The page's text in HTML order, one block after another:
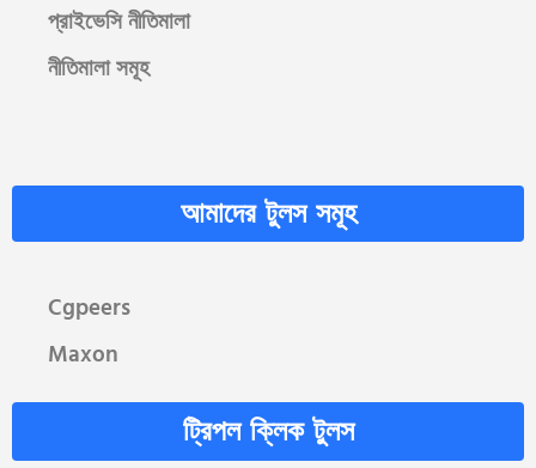
প্রাইভেসি নীতিমালা
নীতিমালা সমূহ
আমাদের টুলস সমূহ
Cgpeers
Maxon
ট্রিপল ক্লিক টুলস